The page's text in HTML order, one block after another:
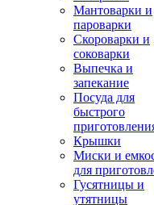
Мантоварки и
пароварки
Скороварки и
соковарки
Выпечка и
запекание
Посуда для
быстрого
Крышки
Миски и
для
Гусятницы и
утятницы